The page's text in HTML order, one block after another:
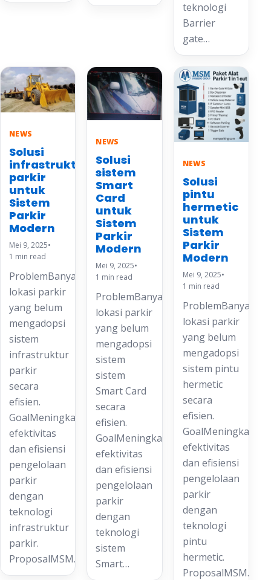
teknologi
Barrier
gate…
NEWS
Solusi
infrastruktur
parkir
untuk
Sistem
Parkir
Modern
Mei 9, 2025•
1 min read
ProblemBanyak
lokasi parkir
yang belum
mengadopsi
sistem
infrastruktur
parkir
secara
efisien.
GoalMeningkatkan
efektivitas
dan efisiensi
pengelolaan
parkir
dengan
teknologi
infrastruktur
parkir.
ProposalMSM…
NEWS
Solusi
sistem
Smart
Card
untuk
Sistem
Parkir
Modern
Mei 9, 2025•
1 min read
ProblemBanyak
lokasi parkir
yang belum
mengadopsi
sistem
sistem
Smart Card
secara
efisien.
GoalMeningkatkan
efektivitas
dan efisiensi
pengelolaan
parkir
dengan
teknologi
sistem
Smart…
NEWS
Solusi
pintu
hermetic
untuk
Sistem
Parkir
Modern
Mei 9, 2025•
1 min read
ProblemBanyak
lokasi parkir
yang belum
mengadopsi
sistem pintu
hermetic
secara
efisien.
GoalMeningkatkan
efektivitas
dan efisiensi
pengelolaan
parkir
dengan
teknologi
pintu
hermetic.
ProposalMSM…